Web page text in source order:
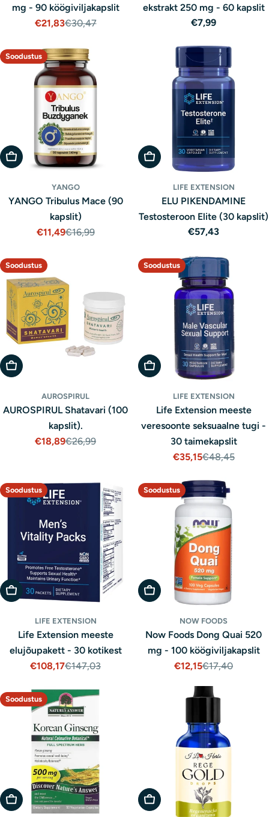
mg - 90 köögiviljakapslit
Müügihind
€21,83Tavaline
€30,47
ekstrakt 250 mg - 60 kapslit
Tavaline
€7,99
Soodustus
Lisa Ostukorvi
YANGO
YANGO Tribulus Mace (90
kapslit)
Müügihind
€11,49Tavaline
€16,99
Lisa Ostukorvi
LIFE EXTENSION
ELU PIKENDAMINE
Testosteroon Elite (30 kapslit)
Tavaline
€57,43
Soodustus
Lisa Ostukorvi
AUROSPIRUL
AUROSPIRUL Shatavari (100
kapslit).
Müügihind
€18,89Tavaline
€26,99
Soodustus
Lisa Ostukorvi
LIFE EXTENSION
Life Extension meeste
veresoonte seksuaalne tugi -
30 taimekapslit
Müügihind
€35,15Tavaline
€48,45
Soodustus
Lisa Ostukorvi
LIFE EXTENSION
Life Extension meeste
elujõupakett - 30 kotikest
Müügihind
€108,17Tavaline
€147,03
Soodustus
Lisa Ostukorvi
NOW FOODS
Now Foods Dong Quai 520
mg - 100 köögiviljakapslit
Müügihind
€12,15Tavaline
€17,40
Soodustus
Lisa Ostukorvi Lisa Ostukorvi